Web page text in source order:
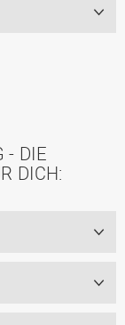
- DIE
DICH: